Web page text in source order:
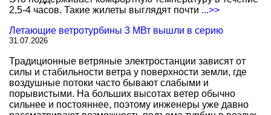
2,5-4 часов. Такие жилеты выглядят почти ...>>
Летающие ветротурбины 3 МВт вышли в серию
31.07.2026
Традиционные ветряные электростанции зависят от
силы и стабильности ветра у поверхности земли, где
воздушные потоки часто бывают слабыми и
порывистыми. На больших высотах ветер обычно
сильнее и постояннее, поэтому инженеры уже давно